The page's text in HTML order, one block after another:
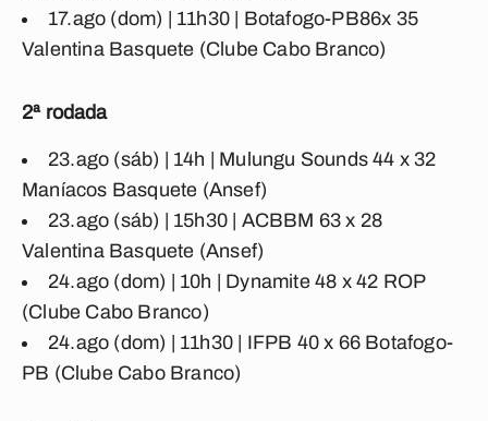
17.ago (dom) | 11h30 | Botafogo-PB86x 35
Valentina Basquete (Clube Cabo Branco)
2ª rodada
23.ago (sáb) | 14h | Mulungu Sounds 44 x 32
Maníacos Basquete (Ansef)
23.ago (sáb) | 15h30 | ACBBM 63 x 28
Valentina Basquete (Ansef)
24.ago (dom) | 10h | Dynamite 48 x 42 ROP
(Clube Cabo Branco)
24.ago (dom) | 11h30 | IFPB 40 x 66 Botafogo-
PB (Clube Cabo Branco)